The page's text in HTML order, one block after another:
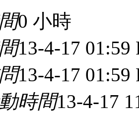
0 小時
13-4-17 01:59
13-4-17 01:59
時間13-4-17